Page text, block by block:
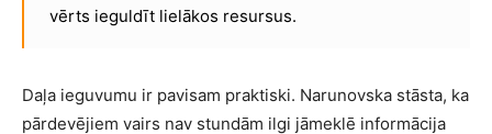
vērts ieguldīt lielākos resursus.
Daļa ieguvumu ir pavisam praktiski. Narunovska stāsta, ka
pārdevējiem vairs nav stundām ilgi jāmeklē informācija